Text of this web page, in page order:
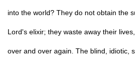
into the world? They do not obtain the
Lord's elixir; they waste away their
over and over again. The blind, idiotic,